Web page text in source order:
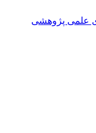
علمی پژوهشی